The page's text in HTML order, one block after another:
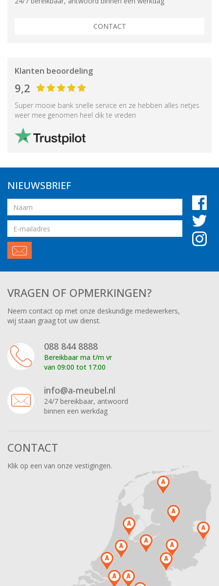
CONTACT
Klanten beoordeling
9,2
Super mooie bank snelle service en ze hebben alles netjes
weer mee genomen heel dik te vreden
NIEUWSBRIEF
Naam
Email
adres
VRAGEN OF OPMERKINGEN?
Neem contact op met onze deskundige medewerkers,
wij staan graag tot uw dienst.
088 844 8888
Bereikbaar ma t/m vr
van 09:00 tot 17:00
info@a-meubel.nl
24/7 bereikbaar, antwoord
binnen een werkdag
CONTACT
Klik op een van onze vestigingen.